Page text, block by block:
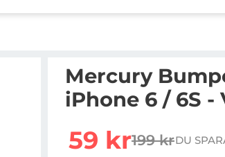
Mercury
iPhone 6 / 6S -
rea pris
59 krtidigare pris
199 krDU